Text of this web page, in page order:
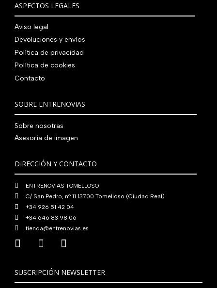
ASPECTOS LEGALES
Aviso legal
Devoluciones y envíos
Política de privacidad
Política de cookies
Contacto
SOBRE ENTRENOVIAS
Sobre nosotras
Asesoría de imagen
DIRECCIÓN Y CONTACTO
ENTRENOVIAS TOMELLOSO
C/ San Pedro, nº 11 13700 Tomelloso (Ciudad Real)
+34 926 51 42 04
+34 646 83 98 06
tienda@entrenovias.es
SUSCRIPCIÓN NEWSLETTER